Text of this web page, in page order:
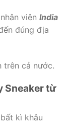
viên India
đúng địa
trên cả nước.
Sneaker từ
kì khâu